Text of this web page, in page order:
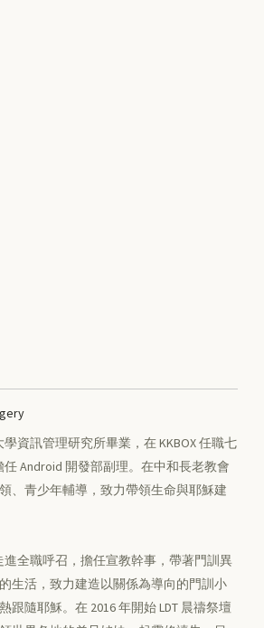
學資訊管理研究所畢業，在 KKBOX 任職七
任 Android 開發部副理。在中和長老教會
、青少年輔導，致力帶領生命與耶穌建
進全職呼召，擔任宣教幹事，帶著門訓異
生活，致力建造以關係為導向的門訓小
跟隨耶穌。在 2016 年開始 LDT 晨禱祭壇